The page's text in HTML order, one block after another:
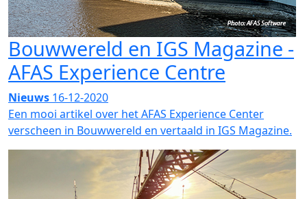
Bouwwereld en IGS Magazine -
AFAS Experience Centre
Nieuws 16-12-2020
Een mooi artikel over het AFAS Experience Center
verscheen in Bouwwereld en vertaald in IGS Magazine.